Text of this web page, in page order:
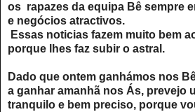
os rapazes da equipa Bê sempre
e negócios atractivos.
Essas noticias fazem muito bem
porque lhes faz subir o astral.
Dado que ontem ganhámos nos
a ganhar amanhã nos Ás, prevejo
tranquilo e bem preciso, porque